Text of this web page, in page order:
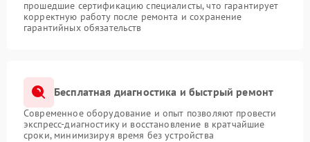
прошедшие сертификацию специалисты, что гарантирует
корректную работу после ремонта и сохранение
гарантийных обязательств
Бесплатная диагностика и быстрый ремонт
Современное оборудование и опыт позволяют провести
экспресс-диагностику и восстановление в кратчайшие
сроки, минимизируя время без устройства